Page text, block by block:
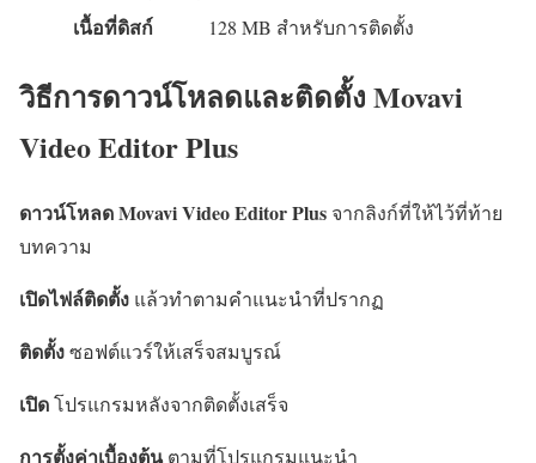
เนื้อที่ดิสก์ 128 MB สำหรับการติดตั้ง
วิธีการดาวน์โหลดและติดตั้ง Movavi
Video Editor Plus
ดาวน์โหลด Movavi Video Editor Plus จากลิงก์ที่ให้ไว้ที่ท้าย
บทความ
เปิดไฟล์ติดตั้ง แล้วทำตามคำแนะนำที่ปรากฏ
ติดตั้งซอฟต์แวร์ให้เสร็จสมบูรณ์
เปิดโปรแกรมหลังจากติดตั้งเสร็จ
การตั้งค่าเบื้องต้นตามที่โปรแกรมแนะนำ